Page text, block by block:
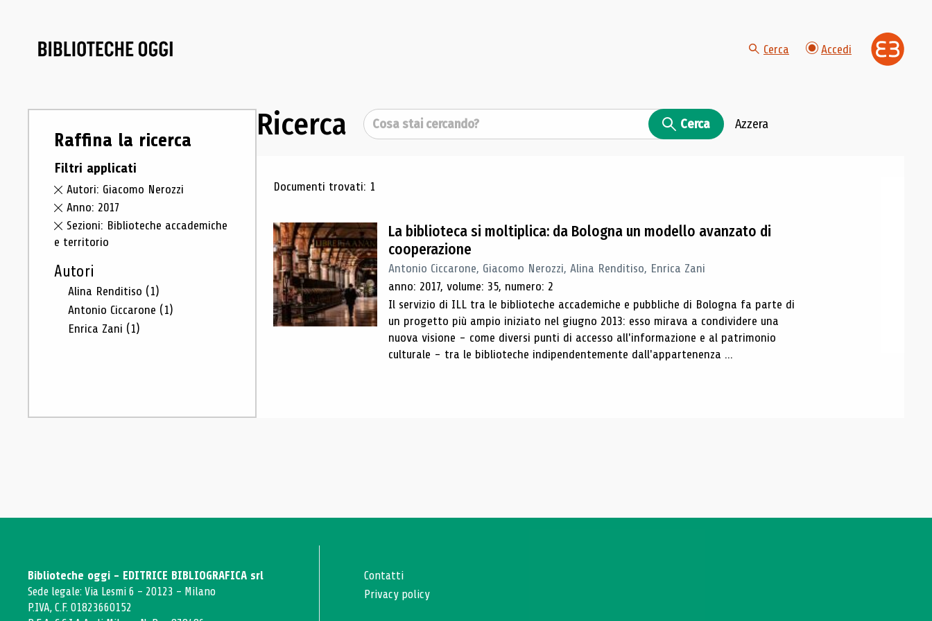
Cerca Accedi
Raffina la ricerca
Filtri applicati
Autori: Giacomo Nerozzi
Anno: 2017
Sezioni: Biblioteche accademiche
e territorio
Autori
Alina Renditiso (1)
Antonio Ciccarone (1)
Enrica Zani (1)
Ricerca Cerca Cerca Azzera
Risultati di ricerca
Documenti trovati: 1
La biblioteca si moltiplica: da Bologna un modello avanzato di
cooperazione
Antonio Ciccarone, Giacomo Nerozzi, Alina Renditiso, Enrica Zani
anno: 2017, volume: 35, numero: 2
Il servizio di ILL tra le biblioteche accademiche e pubbliche di Bologna fa parte di
un progetto più ampio iniziato nel giugno 2013: esso mirava a condividere una
nuova visione - come diversi punti di accesso all'informazione e al patrimonio
culturale - tra le biblioteche indipendentemente dall'appartenenza ...
Biblioteche oggi - EDITRICE BIBLIOGRAFICA srl
Sede legale: Via Lesmi 6 - 20123 - Milano
P.IVA, C.F. 01823660152
Contatti
Privacy policy